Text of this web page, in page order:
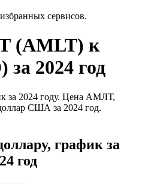
сервисов.
(AMLT) к
за 2024 год
за 2024 году. Цена АМЛТ,
США за 2024 год.
график за
год